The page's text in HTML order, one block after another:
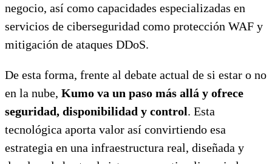
negocio, así como capacidades especializadas en
servicios de ciberseguridad como protección WAF y
mitigación de ataques DDoS.
De esta forma, frente al debate actual de si estar o no
en la nube, Kumo va un paso más allá y ofrece
seguridad, disponibilidad y control. Esta
tecnológica aporta valor así convirtiendo esa
estrategia en una infraestructura real, diseñada y